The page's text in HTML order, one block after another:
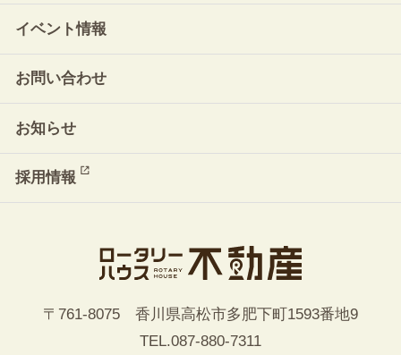
イベント情報
お問い合わせ
お知らせ
採用情報
〒761-8075 香川県高松市多肥下町1593番地9
TEL.087-880-7311